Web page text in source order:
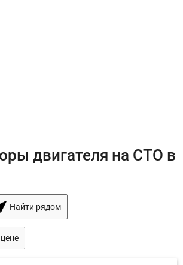
двигателя на СТО в
Найти рядом